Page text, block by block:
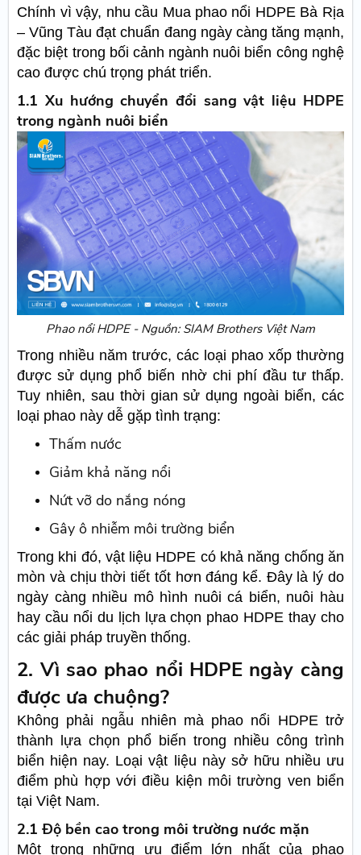
Chính vì vậy, nhu cầu Mua phao nổi HDPE Bà Rịa
– Vũng Tàu đạt chuẩn đang ngày càng tăng mạnh,
đặc biệt trong bối cảnh ngành nuôi biển công nghệ
cao được chú trọng phát triển.
1.1 Xu hướng chuyển đổi sang vật liệu HDPE
trong ngành nuôi biển
Phao nổi HDPE - Nguồn: SIAM Brothers Việt Nam
Trong nhiều năm trước, các loại phao xốp thường
được sử dụng phổ biến nhờ chi phí đầu tư thấp.
Tuy nhiên, sau thời gian sử dụng ngoài biển, các
loại phao này dễ gặp tình trạng:
Thấm nước
Giảm khả năng nổi
Nứt vỡ do nắng nóng
Gây ô nhiễm môi trường biển
Trong khi đó, vật liệu HDPE có khả năng chống ăn
mòn và chịu thời tiết tốt hơn đáng kể. Đây là lý do
ngày càng nhiều mô hình nuôi cá biển, nuôi hàu
hay cầu nổi du lịch lựa chọn phao HDPE thay cho
các giải pháp truyền thống.
2. Vì sao phao nổi HDPE ngày càng
được ưa chuộng?
Không phải ngẫu nhiên mà phao nổi HDPE trở
thành lựa chọn phổ biến trong nhiều công trình
biển hiện nay. Loại vật liệu này sở hữu nhiều ưu
điểm phù hợp với điều kiện môi trường ven biển
tại Việt Nam.
2.1 Độ bền cao trong môi trường nước mặn
Một trong những ưu điểm lớn nhất của phao